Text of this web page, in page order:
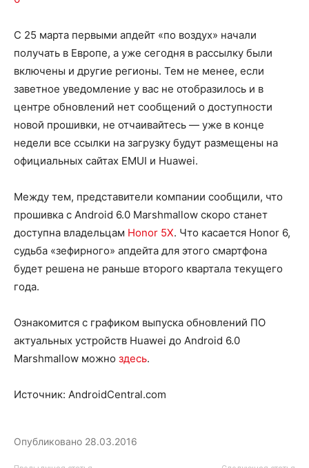
С 25 марта первыми апдейт «по воздух» начали
получать в Европе, а уже сегодня в рассылку были
включены и другие регионы. Тем не менее, если
заветное уведомление у вас не отобразилось и в
центре обновлений нет сообщений о доступности
новой прошивки, не отчаивайтесь ― уже в конце
недели все ссылки на загрузку будут размещены на
официальных сайтах EMUI и Huawei.
Между тем, представители компании сообщили, что
прошивка с Android 6.0 Marshmallow скоро станет
доступна владельцам Honor 5X. Что касается Honor 6,
судьба «зефирного» апдейта для этого смартфона
будет решена не раньше второго квартала текущего
года.
Ознакомится с графиком выпуска обновлений ПО
актуальных устройств Huawei до Android 6.0
Marshmallow можно здесь.
Источник: AndroidCentral.com
Опубликовано 28.03.2016